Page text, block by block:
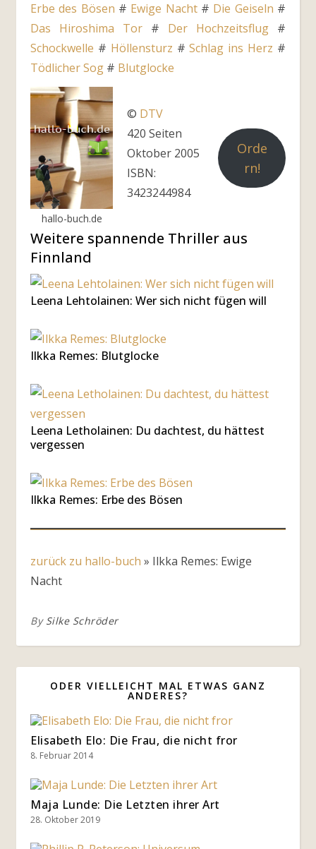
Erbe des Bösen # Ewige Nacht# Die Geiseln #
Das Hiroshima Tor # Der Hochzeitsflug #
Schockwelle # Höllensturz #Schlag ins Herz #
Tödlicher Sog # Blutglocke
hallo-buch.de
© DTV
420 Seiten
Oktober 2005
ISBN:
3423244984
Orde
rn!
Weitere spannende Thriller aus
Finnland
Leena Lehtolainen: Wer sich nicht fügen will
Ilkka Remes: Blutglocke
Leena Letholainen: Du dachtest, du hättest
vergessen
Ilkka Remes: Erbe des Bösen
zurück zu hallo-buch » Ilkka Remes: Ewige
Nacht
By Silke Schröder
ODER VIELLEICHT MAL ETWAS GANZ
ANDERES?
Elisabeth Elo: Die Frau, die nicht fror
8. Februar 2014
Maja Lunde: Die Letzten ihrer Art
28. Oktober 2019